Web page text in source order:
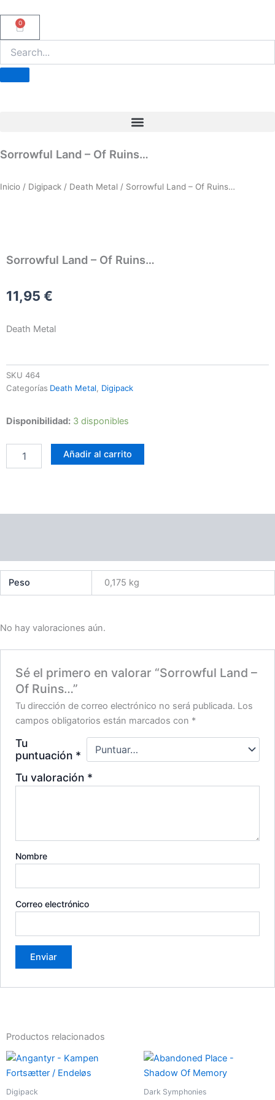
0
Carrito
Sorrowful Land – Of Ruins…
Inicio / Digipack / Death Metal / Sorrowful Land – Of Ruins…
Sorrowful Land – Of Ruins…
11,95 €
Death Metal
SKU 464
Categorías Death Metal, Digipack
Disponibilidad: 3 disponibles
Sorrowful
–
Ruins...
Añadir al carrito
Peso 0,175 kg
No hay valoraciones aún.
Sé el primero en valorar “Sorrowful Land –
Of Ruins…”
Tu dirección de correo electrónico no será publicada. Los
campos obligatorios están marcados con *
Tu
puntuación *
Tu valoración *
Nombre
Correo electrónico
Productos relacionados
Digipack Dark Symphonies